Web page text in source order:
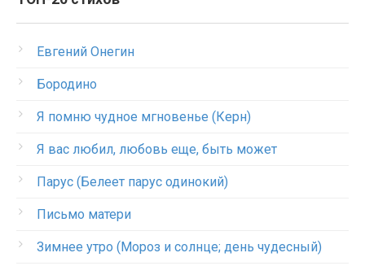
Евгений Онегин
Бородино
Я помню чудное мгновенье (Керн)
Я вас любил, любовь еще, быть может
Парус (Белеет парус одинокий)
Письмо матери
Зимнее утро (Мороз и солнце; день чудесный)